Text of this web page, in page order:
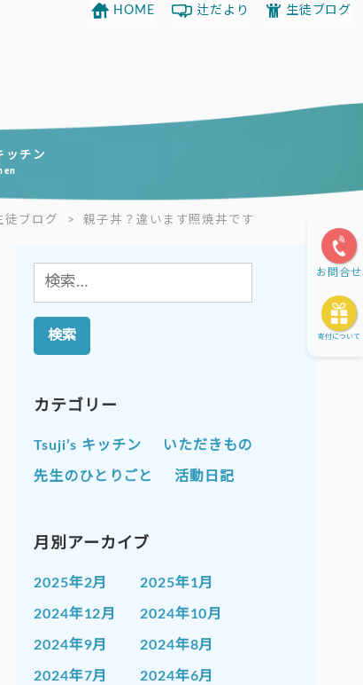
ッチン
HOME 辻だより 生徒ブログ
お問合せ
寄付について
徒ブログ > 親子丼？違います照焼丼です
検
索:
カテゴリー
Tsuji’s キッチン いただきもの
先生のひとりごと 活動日記
月別アーカイブ
2025年2月 2025年1月
2024年12月 2024年10月
2024年9月 2024年8月
2024年7月 2024年6月